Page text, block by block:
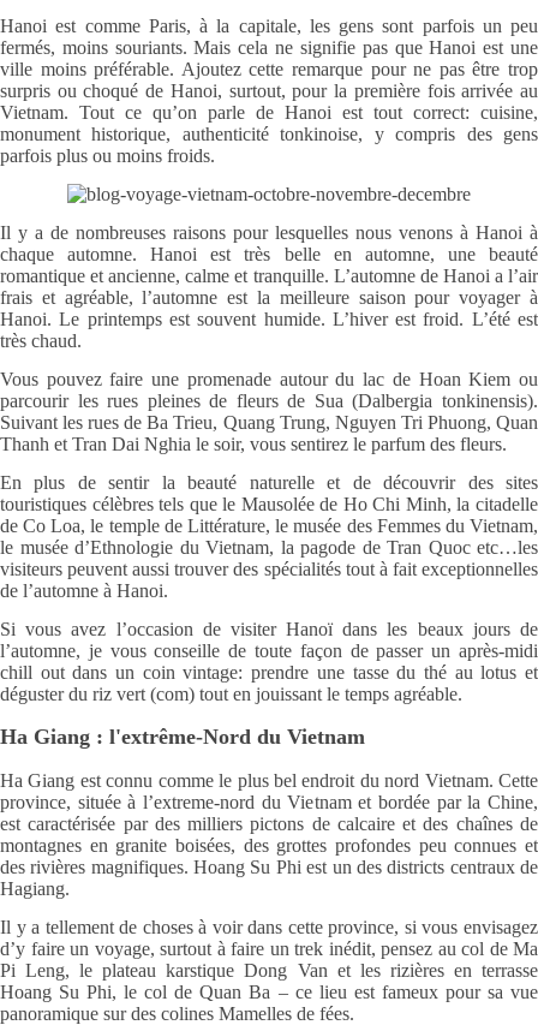
Hanoi est comme Paris, à la capitale, les gens sont parfois un peu
fermés, moins souriants. Mais cela ne signifie pas que Hanoi est une
ville moins préférable. Ajoutez cette remarque pour ne pas être trop
surpris ou choqué de Hanoi, surtout, pour la première fois arrivée au
Vietnam. Tout ce qu’on parle de Hanoi est tout correct: cuisine,
monument historique, authenticité tonkinoise, y compris des gens
parfois plus ou moins froids.
Il y a de nombreuses raisons pour lesquelles nous venons à Hanoi à
chaque automne. Hanoi est très belle en automne, une beauté
romantique et ancienne, calme et tranquille. L’automne de Hanoi a l’air
frais et agréable, l’automne est la meilleure saison pour voyager à
Hanoi. Le printemps est souvent humide. L’hiver est froid. L’été est
très chaud.
Vous pouvez faire une promenade autour du lac de Hoan Kiem ou
parcourir les rues pleines de fleurs de Sua (Dalbergia tonkinensis).
Suivant les rues de Ba Trieu, Quang Trung, Nguyen Tri Phuong, Quan
Thanh et Tran Dai Nghia le soir, vous sentirez le parfum des fleurs.
En plus de sentir la beauté naturelle et de découvrir des sites
touristiques célèbres tels que le Mausolée de Ho Chi Minh, la citadelle
de Co Loa, le temple de Littérature, le musée des Femmes du Vietnam,
le musée d’Ethnologie du Vietnam, la pagode de Tran Quoc etc…les
visiteurs peuvent aussi trouver des spécialités tout à fait exceptionnelles
de l’automne à Hanoi.
Si vous avez l’occasion de visiter Hanoï dans les beaux jours de
l’automne, je vous conseille de toute façon de passer un après-midi
chill out dans un coin vintage: prendre une tasse du thé au lotus et
déguster du riz vert (com) tout en jouissant le temps agréable.
Ha Giang : l'extrême-Nord du Vietnam
Ha Giang est connu comme le plus bel endroit du nord Vietnam. Cette
province, située à l’extreme-nord du Vietnam et bordée par la Chine,
est caractérisée par des milliers pictons de calcaire et des chaînes de
montagnes en granite boisées, des grottes profondes peu connues et
des rivières magnifiques. Hoang Su Phi est un des districts centraux de
Hagiang.
Il y a tellement de choses à voir dans cette province, si vous envisagez
d’y faire un voyage, surtout à faire un trek inédit, pensez au col de Ma
Pi Leng, le plateau karstique Dong Van et les rizières en terrasse
Hoang Su Phi, le col de Quan Ba – ce lieu est fameux pour sa vue
panoramique sur des colines Mamelles de fées.